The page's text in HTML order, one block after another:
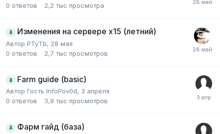
0 ответов 2,2 тыс просмотра
Изменения на сервере х15 (летний)
Автор PTyTb, 28 мая
0 ответов 2,7 тыс просмотров
Farm guide (basic)
Автор Гость InfoPov0d, 3 апреля
0 ответов 3,9 тыс просмотров
Фарм гайд (база)